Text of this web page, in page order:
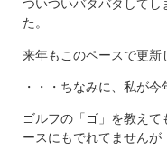
ついついバタバタしてし
た。
来年もこのペースで更新
・・・ちなみに、私が
ゴルフの「ゴ」を教え
ースにもでれてませんが